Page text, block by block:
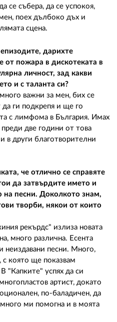
се събера, да се успокоя,
поех дълбоко дъх и
сцена.
дарихте
от пожара в дискотеката в
личност, зад какви
и с таланта си?
важни за мен, бих се
ги подкрепя и ще го
с лимфома в България. Имах
преди две години от това
в други благотворителни
че отлично се справяте
да затвърдите името и
на песни. Доколкото знам,
творби, някои от които
рекърдс" излиза новата
много различна. Есента
неиздавани песни. Много,
която ще показвам
"Капките" успях да си
артист, докато
по-баладичен, да
ми помогна и в моята